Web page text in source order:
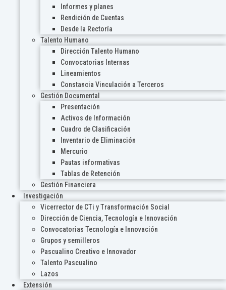
Informes y planes
Rendición de Cuentas
Desde la Rectoría
Talento Humano
Dirección Talento Humano
Convocatorias Internas
Lineamientos
Constancia Vinculación a Terceros
Gestión Documental
Presentación
Activos de Información
Cuadro de Clasificación
Inventario de Eliminación
Mercurio
Pautas informativas
Tablas de Retención
Gestión Financiera
Investigación
Vicerrector de CTi y Transformación Social
Dirección de Ciencia, Tecnología e Innovación
Convocatorias Tecnología e Innovación
Grupos y semilleros
Pascualino Creativo e Innovador
Talento Pascualino
Lazos
Extensión